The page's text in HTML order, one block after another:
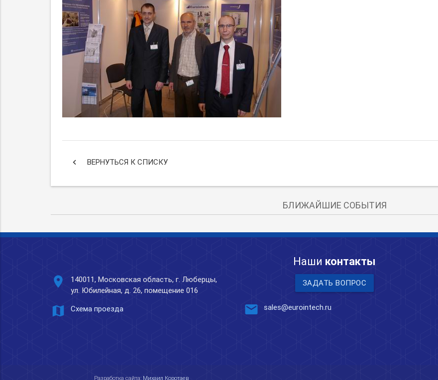
keyboard_arrow_left ВЕРНУТЬСЯ К СПИСКУ
БЛИЖАЙШИЕ СОБЫТИЯ
Наши контакты
place
140011, Московская область, г. Люберцы,
ул. Юбилейная, д. 26, помещение 016
map Схема проезда
ЗАДАТЬ ВОПРОС
mail sales@eurointech.ru
Разработка сайта: Михаил Коротаев